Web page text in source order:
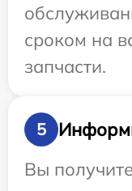
сроком на
запчасти.
5
Вы